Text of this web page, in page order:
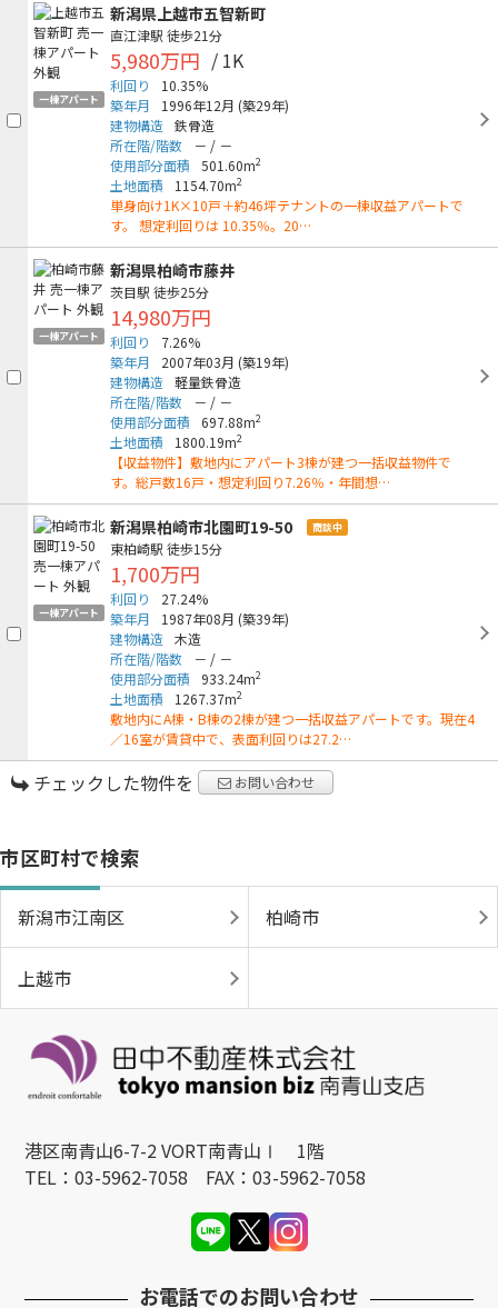
一棟アパート
新潟県上越市五智新町
直江津駅 徒歩21分
5,980万円 / 1K
利回り
10.35%
築年月
1996年12月 (築29年)
建物構造 鉄骨造
所在階/階数
－ / －
使用部分面積
501.60m2
土地面積 1154.70m2
単身向け1K×10戸＋約46坪テナントの一棟収益アパートで
す。 想定利回りは 10.35％。20…
一棟アパート
新潟県柏崎市藤井
茨目駅 徒歩25分
14,980万円
利回り
7.26%
築年月
2007年03月 (築19年)
建物構造 軽量鉄骨造
所在階/階数
－ / －
使用部分面積
697.88m2
土地面積 1800.19m2
【収益物件】敷地内にアパート3棟が建つ一括収益物件で
す。総戸数16戸・想定利回り7.26％・年間想…
一棟アパート
新潟県柏崎市北園町19-50 商談中
東柏崎駅 徒歩15分
1,700万円
利回り
27.24%
築年月
1987年08月 (築39年)
建物構造 木造
所在階/階数
－ / －
使用部分面積
933.24m2
土地面積 1267.37m2
敷地内にA棟・B棟の2棟が建つ一括収益アパートです。現在4
／16室が賃貸中で、表面利回りは27.2…
チェックした物件を お問い合わせ
市区町村で検索
新潟市江南区 柏崎市
上越市
港区南青山6-7-2 VORT南青山Ⅰ 1階
TEL：03-5962-7058 FAX：03-5962-7058
お電話でのお問い合わせ